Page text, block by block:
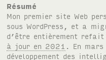
Résumé
Mon premier site Web
sous WordPress, et a
d’être entièrement
à jour en 2021
. En
développement des